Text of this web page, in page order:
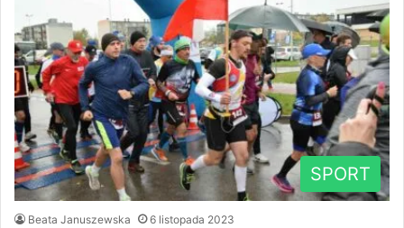
SPORT
Beata Januszewska 6 listopada 2023